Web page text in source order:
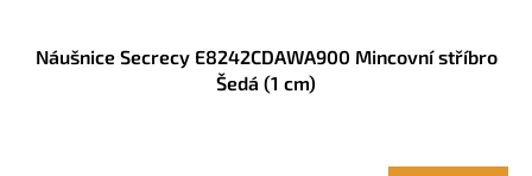
Náušnice Secrecy E8242CDAWA900 Mincovní stříbro
Šedá (1 cm)